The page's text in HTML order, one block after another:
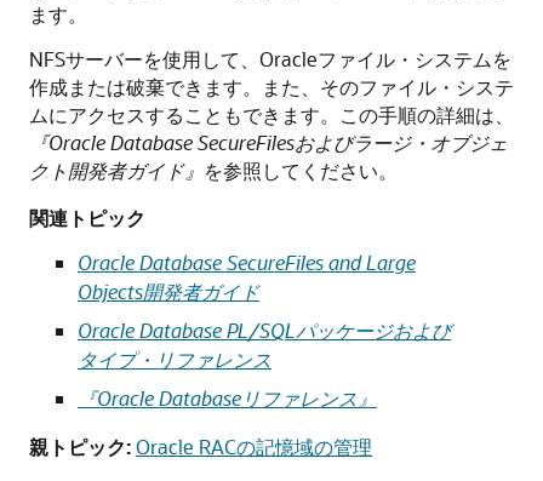
ます。
NFSサーバーを使用して、Oracleファイル・システムを
作成または破棄できます。また、そのファイル・システ
ムにアクセスすることもできます。この手順の詳細は、
『Oracle Database SecureFilesおよびラージ・オブジェ
クト開発者ガイド』 を参照してください。
関連トピック
Oracle Database SecureFiles and Large
Objects開発者ガイド
Oracle Database PL/SQLパッケージおよび
タイプ・リファレンス
『Oracle Databaseリファレンス』
親トピック:Oracle RACの記憶域の管理